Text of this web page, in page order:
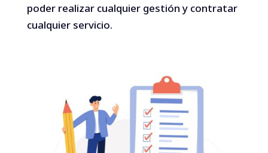
poder realizar cualquier gestión y contratar
cualquier servicio.